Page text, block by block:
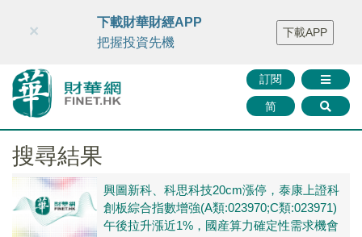
財華智庫網 FINTV FINMETA 財華證券 媒體矩陣
智庫沙龍
聯絡我們
訂閱
简
×
下載財華財經APP
把握投資先機
下載APP
搜尋結果
興圖新科、科思科技20cm漲停，泰康上證科
創板綜合指數增強(A類:023970;C類:023971)
午後拉升漲近1%，國産算力確定性需求機會